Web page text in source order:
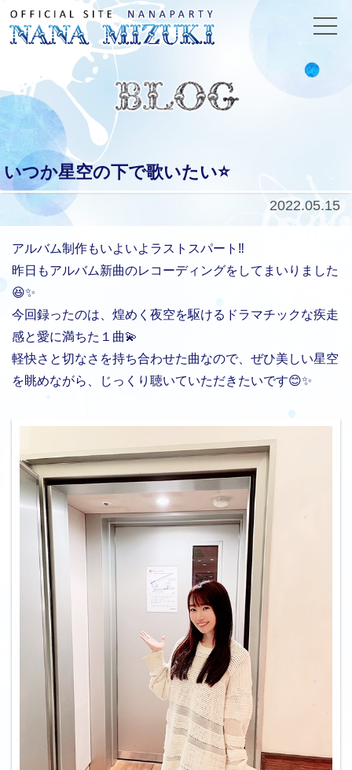
いつか星空の下で歌いたい⭐️
2022.05.15
アルバム制作もいよいよラストスパート‼️
昨日もアルバム新曲のレコーディングをしてまいりました
😆✨
今回録ったのは、煌めく夜空を駆けるドラマチックな疾走
感と愛に満ちた１曲💫
軽快さと切なさを持ち合わせた曲なので、ぜひ美しい星空
を眺めながら、じっくり聴いていただきたいです😊✨